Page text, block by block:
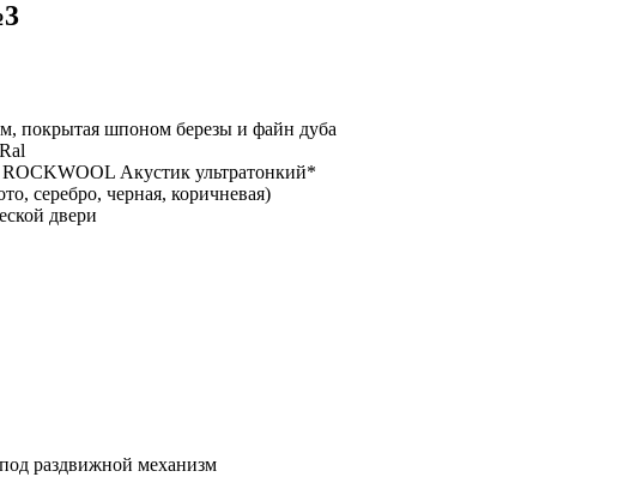
покрытая шпоном березы и файн дуба
Акустик ультратонкий*
серебро, черная, коричневая)
двери
раздвижной механизм